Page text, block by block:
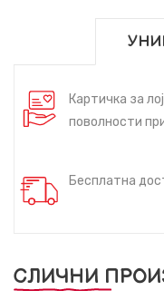
Картичка за
поволности
Бесплатна
СЛИЧНИ